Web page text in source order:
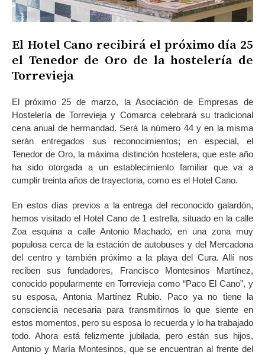
El Hotel Cano recibirá el próximo día 25
el Tenedor de Oro de la hostelería de
Torrevieja
El próximo 25 de marzo, la Asociación de Empresas de
Hostelería de Torrevieja y Comarca celebrará su tradicional
cena anual de hermandad. Será la número 44 y en la misma
serán entregados sus reconocimientos; en especial, el
Tenedor de Oro, la máxima distinción hostelera, que este año
ha sido otorgada a un establecimiento familiar que va a
cumplir treinta años de trayectoria, como es el Hotel Cano.
En estos días previos a la entrega del reconocido galardón,
hemos visitado el Hotel Cano de 1 estrella, situado en la calle
Zoa esquina a calle Antonio Machado, en una zona muy
populosa cerca de la estación de autobuses y del Mercadona
del centro y también próximo a la playa del Cura. Allí nos
reciben sus fundadores, Francisco Montesinos Martínez,
conocido popularmente en Torrevieja como “Paco El Cano”, y
su esposa, Antonia Martínez Rubio. Paco ya no tiene la
consciencia necesaria para transmitirnos lo que siente en
estos momentos, pero su esposa lo recuerda y lo ha trabajado
todo. Ahora está felizmente jubilada, pero están sus hijos,
Antonio y María Montesinos, que se encuentran al frente del